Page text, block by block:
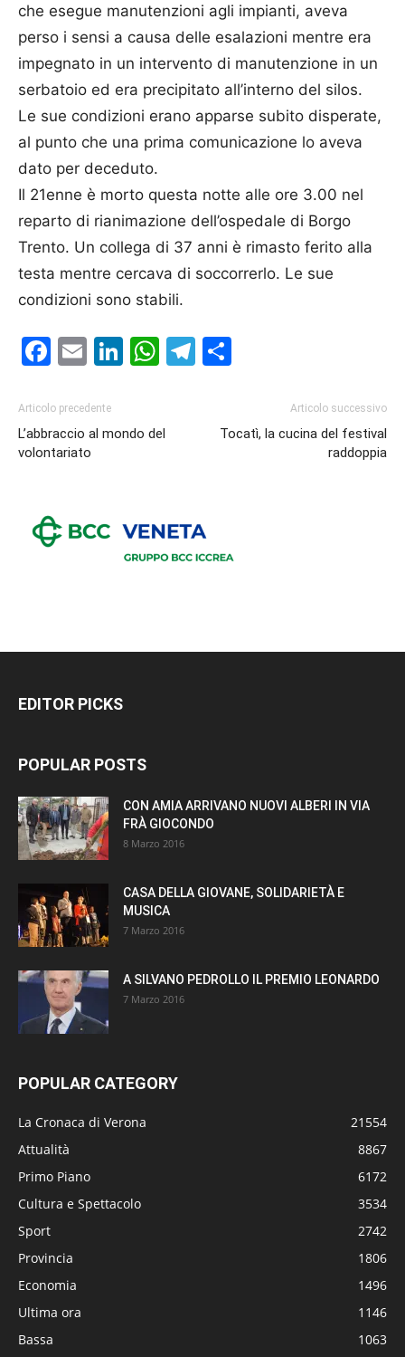
che esegue manutenzioni agli impianti, aveva
perso i sensi a causa delle esalazioni mentre era
impegnato in un intervento di manutenzione in un
serbatoio ed era precipitato all’interno del silos.
Le sue condizioni erano apparse subito disperate,
al punto che una prima comunicazione lo aveva
dato per deceduto.
Il 21enne è morto questa notte alle ore 3.00 nel
reparto di rianimazione dell’ospedale di Borgo
Trento. Un collega di 37 anni è rimasto ferito alla
testa mentre cercava di soccorrerlo. Le sue
condizioni sono stabili.
Facebook
EmailLinkedIn
WhatsApp
Telegram
Articolo precedente
L’abbraccio al mondo del
volontariato
Articolo successivo
Tocatì, la cucina del festival
raddoppia
EDITOR PICKS
POPULAR POSTS
CON AMIA ARRIVANO NUOVI ALBERI IN VIA
FRÀ GIOCONDO
8 Marzo 2016
CASA DELLA GIOVANE, SOLIDARIETÀ E
MUSICA
7 Marzo 2016
A SILVANO PEDROLLO IL PREMIO LEONARDO
7 Marzo 2016
POPULAR CATEGORY
La Cronaca di Verona
21554
Attualità
8867
Primo Piano
6172
Cultura e Spettacolo
3534
Sport
2742
Provincia
1806
Economia
1496
Ultima ora
1146
Bassa
1063